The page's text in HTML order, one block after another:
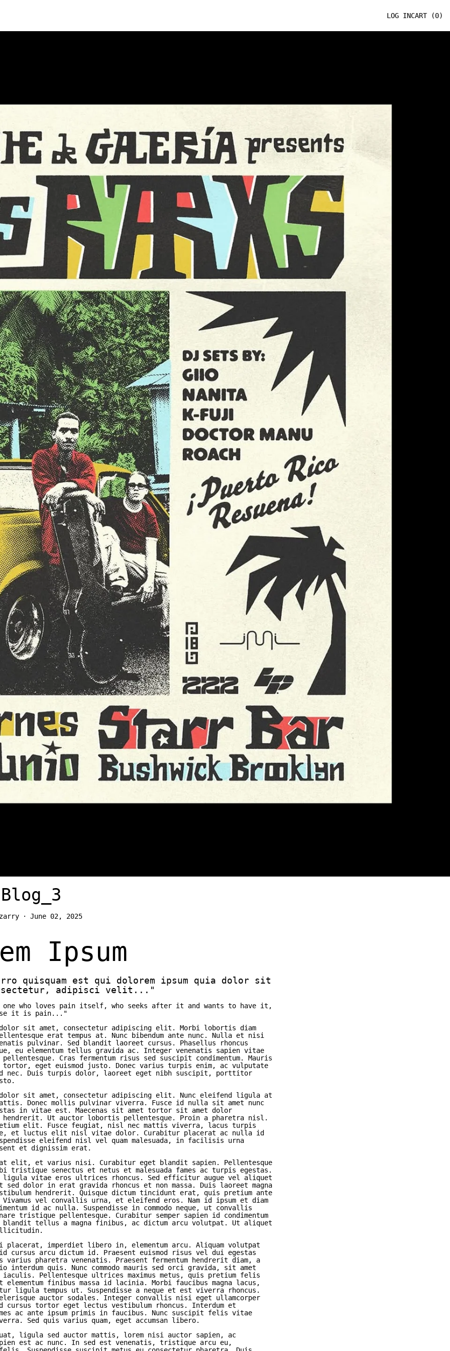
LOG INCART (0)
· June 02, 2025
Ipsum
quisquam est qui dolorem ipsum quia dolor sit
adipisci velit..."
one who loves pain itself, who seeks after it and wants to have it,
it is pain..."
dolor sit amet, consectetur adipiscing elit. Morbi lobortis diam
erat tempus at. Nunc bibendum ante nunc. Nulla et nisi
pulvinar. Sed blandit laoreet cursus. Phasellus rhoncus
eu elementum tellus gravida ac. Integer venenatis sapien vitae
pellentesque. Cras fermentum risus sed suscipit condimentum. Mauris
eget euismod justo. Donec varius turpis enim, ac vulputate
nec. Duis turpis dolor, laoreet eget nibh suscipit, porttitor
dolor sit amet, consectetur adipiscing elit. Nunc eleifend ligula at
Donec mollis pulvinar viverra. Fusce id nulla sit amet nunc
in vitae est. Maecenas sit amet tortor sit amet dolor
hendrerit. Ut auctor lobortis pellentesque. Proin a pharetra nisl.
elit. Fusce feugiat, nisl nec mattis viverra, lacus turpis
et luctus elit nisl vitae dolor. Curabitur placerat ac nulla id
eleifend nisl vel quam malesuada, in facilisis urna
et dignissim erat.
elit, et varius nisi. Curabitur eget blandit sapien. Pellentesque
tristique senectus et netus et malesuada fames ac turpis egestas.
vitae eros ultrices rhoncus. Sed efficitur augue vel aliquet
dolor in erat gravida rhoncus et non massa. Duis laoreet magna
hendrerit. Quisque dictum tincidunt erat, quis pretium ante
vel convallis urna, et eleifend eros. Nam id ipsum et diam
id ac nulla. Suspendisse in commodo neque, ut convallis
tristique pellentesque. Curabitur semper sapien id condimentum
blandit tellus a magna finibus, ac dictum arcu volutpat. Ut aliquet
placerat, imperdiet libero in, elementum arcu. Aliquam volutpat
id cursus arcu dictum id. Praesent euismod risus vel dui egestas
varius pharetra venenatis. Praesent fermentum hendrerit diam, a
interdum quis. Nunc commodo mauris sed orci gravida, sit amet
iaculis. Pellentesque ultrices maximus metus, quis pretium felis
elementum finibus massa id lacinia. Morbi faucibus magna lacus,
ligula tempus ut. Suspendisse a neque et est viverra rhoncus.
auctor sodales. Integer convallis nisi eget ullamcorper
cursus tortor eget lectus vestibulum rhoncus. Interdum et
ac ante ipsum primis in faucibus. Nunc suscipit felis vitae
Sed quis varius quam, eget accumsan libero.
ligula sed auctor mattis, lorem nisi auctor sapien, ac
est ac nunc. In sed est venenatis, tristique arcu eu,